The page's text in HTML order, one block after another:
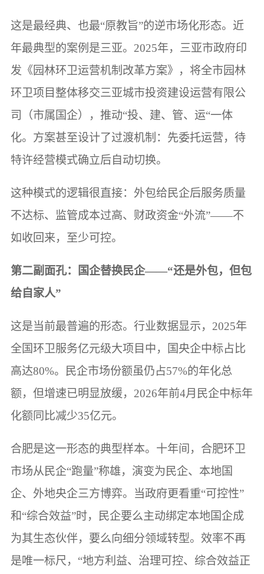
这是最经典、也最“原教旨”的逆市场化形态。近
年最典型的案例是三亚。2025年，三亚市政府印
发《园林环卫运营机制改革方案》，将全市园林
环卫项目整体移交三亚城市投资建设运营有限公
司（市属国企），推动“投、建、管、运“一体
化。方案甚至设计了过渡机制：先委托运营，待
特许经营模式确立后自动切换。
这种模式的逻辑很直接：外包给民企后服务质量
不达标、监管成本过高、财政资金“外流”——不
如收回来，至少可控。
第二副面孔：国企替换民企——“还是外包，但包
给自家人”
这是当前最普遍的形态。行业数据显示，2025年
全国环卫服务亿元级大项目中，国央企中标占比
高达80%。民企市场份额虽仍占57%的年化总
额，但增速已明显放缓，2026年前4月民企中标年
化额同比减少35亿元。
合肥是这一形态的典型样本。十年间，合肥环卫
市场从民企“跑量”称雄，演变为民企、本地国
企、外地央企三方博弈。当政府更看重“可控性”
和“综合效益”时，民企要么主动绑定本地国企成
为其生态伙伴，要么向细分领域转型。效率不再
是唯一标尺，“地方利益、治理可控、综合效益正